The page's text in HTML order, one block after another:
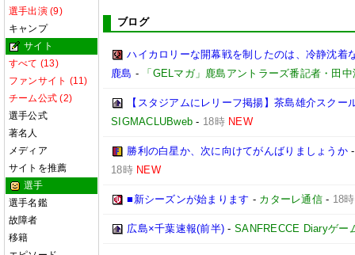
選手出演 (9)
キャンプ
サイト
すべて (13)
ファンサイト (11)
チーム公式 (2)
選手公式
著名人
メディア
サイトを推薦
選手
選手名鑑
故障者
移籍
ブログ
ハイカロリーな開幕戦を制したのは、冷静沈
鹿島 - 「GELマガ」鹿島アントラーズ番記者・田
【スタジアムにレリーフ掲揚】茶島雄介スク
SIGMACLUBweb - 18時 NEW
勝利の白星か、次に向けてがんばりましょうか
18時 NEW
■新シーズンが始まります - カターレ通信- 18時
広島×千葉速報(前半) -SANFRECCE Diaryゲー